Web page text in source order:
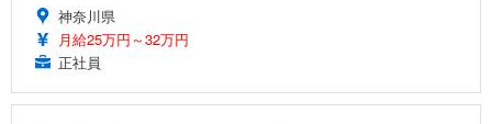
神奈川県
月給25万円～32万円
正社員